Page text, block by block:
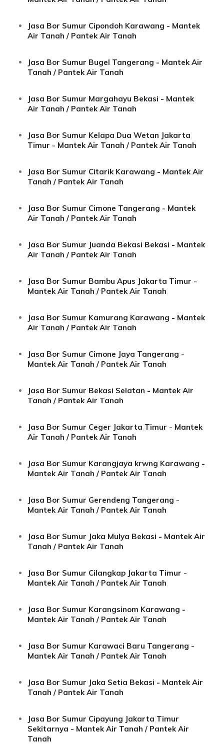
Jasa Bor Sumur Cipondoh Karawang - Mantek
Air Tanah / Pantek Air Tanah
Jasa Bor Sumur Bugel Tangerang - Mantek Air
Tanah / Pantek Air Tanah
Jasa Bor Sumur Margahayu Bekasi - Mantek
Air Tanah / Pantek Air Tanah
Jasa Bor Sumur Kelapa Dua Wetan Jakarta
Timur - Mantek Air Tanah / Pantek Air Tanah
Jasa Bor Sumur Citarik Karawang - Mantek Air
Tanah / Pantek Air Tanah
Jasa Bor Sumur Cimone Tangerang - Mantek
Air Tanah / Pantek Air Tanah
Jasa Bor Sumur Juanda Bekasi Bekasi - Mantek
Air Tanah / Pantek Air Tanah
Jasa Bor Sumur Bambu Apus Jakarta Timur -
Mantek Air Tanah / Pantek Air Tanah
Jasa Bor Sumur Kamurang Karawang - Mantek
Air Tanah / Pantek Air Tanah
Jasa Bor Sumur Cimone Jaya Tangerang -
Mantek Air Tanah / Pantek Air Tanah
Jasa Bor Sumur Bekasi Selatan - Mantek Air
Tanah / Pantek Air Tanah
Jasa Bor Sumur Ceger Jakarta Timur - Mantek
Air Tanah / Pantek Air Tanah
Jasa Bor Sumur Karangjaya krwng Karawang -
Mantek Air Tanah / Pantek Air Tanah
Jasa Bor Sumur Gerendeng Tangerang -
Mantek Air Tanah / Pantek Air Tanah
Jasa Bor Sumur Jaka Mulya Bekasi - Mantek Air
Tanah / Pantek Air Tanah
Jasa Bor Sumur Cilangkap Jakarta Timur -
Mantek Air Tanah / Pantek Air Tanah
Jasa Bor Sumur Karangsinom Karawang -
Mantek Air Tanah / Pantek Air Tanah
Jasa Bor Sumur Karawaci Baru Tangerang -
Mantek Air Tanah / Pantek Air Tanah
Jasa Bor Sumur Jaka Setia Bekasi - Mantek Air
Tanah / Pantek Air Tanah
Jasa Bor Sumur Cipayung Jakarta Timur
Sekitarnya - Mantek Air Tanah / Pantek Air
Tanah